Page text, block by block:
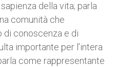
della vita; parla
comunità che
di conoscenza e di
importante per l’intera
come rappresentante